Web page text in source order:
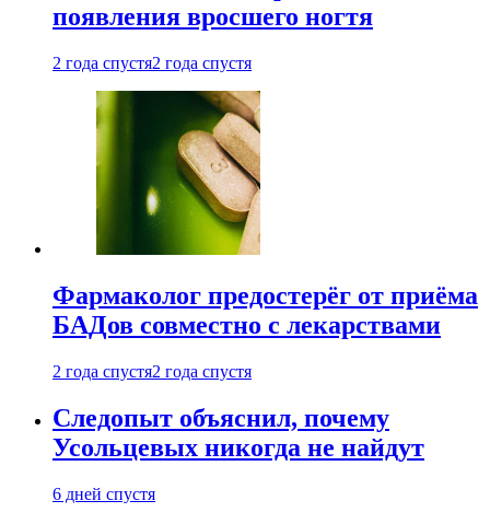
появления вросшего ногтя
2 года спустя2 года спустя
Фармаколог предостерёг от приёма
БАДов совместно с лекарствами
2 года спустя2 года спустя
Следопыт объяснил, почему
Усольцевых никогда не найдут
6 дней спустя